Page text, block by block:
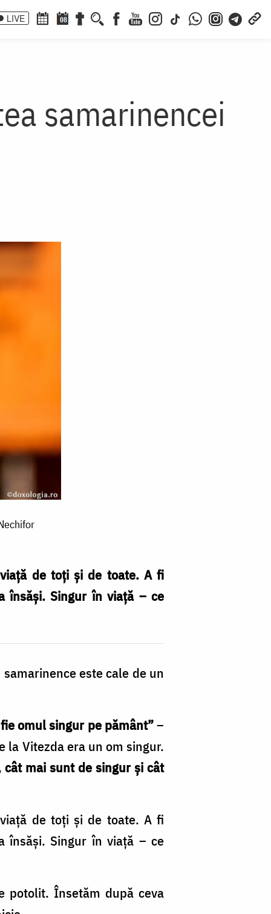
LIVE 08
samarinencei
de toți și de toate. A fi
însăși. Singur în viață – ce
este cale de un
omul singur pe pământ”–
la Vitezda era un om singur.
cât mai sunt de singur și cât
de toți și de toate. A fi
însăși. Singur în viață – ce
potolit. Însetăm după ceva